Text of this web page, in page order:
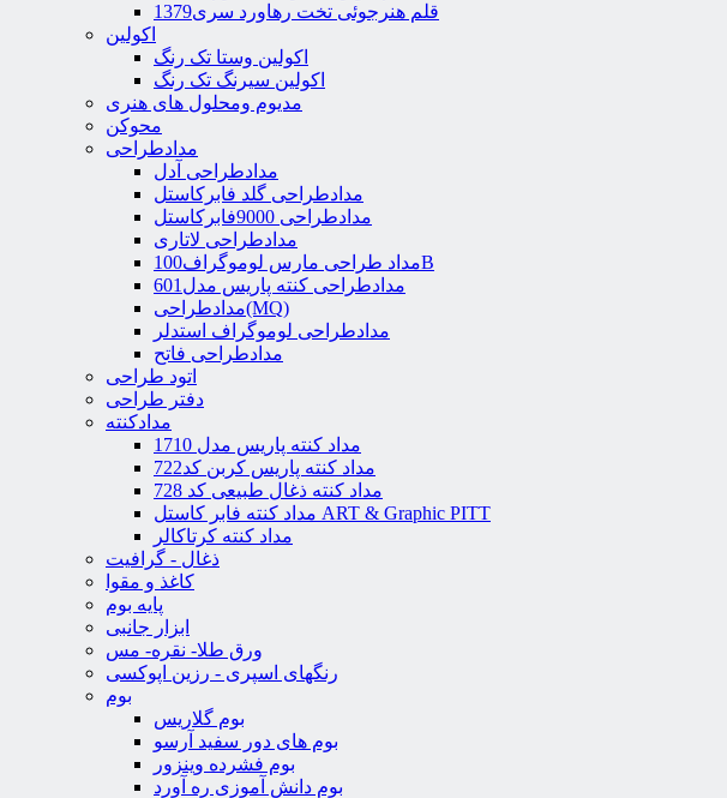
قلم هنرجوئی تخت رهاورد سری1379
اکولین
اکولین وستا تک رنگ
اکولین سیرنگ تک رنگ
مدیوم ومحلول های هنری
محوکن
مدادطراحی
مدادطراحی آدل
مدادطراحی گلد فابرکاستل
مدادطراحی 9000فابرکاستل
مدادطراحی لاتاری
مداد طراحی مارس لوموگراف100B
مدادطراحی کنته پاریس مدل601
مدادطراحی(MQ)
مدادطراحی لوموگراف استدلر
مدادطراحی فاتح
اتود طراحی
دفتر طراحی
مدادکنته
مداد کنته پاریس مدل 1710
مداد کنته پاریس کربن کد722
مداد کنته ذغال طبیعی کد 728
مداد کنته فابر کاستل ART & Graphic PITT
مداد کنته کرتاکالر
ذغال - گرافیت
کاغذ و مقوا
پایه بوم
ابزار جانبی
ورق طلا- نقره- مس
رنگهای اسپری - رزین اپوکسی
بوم
بوم گلاریس
بوم های دور سفید آرسو
بوم فشرده وینزور
بوم دانش آموزی ره آورد